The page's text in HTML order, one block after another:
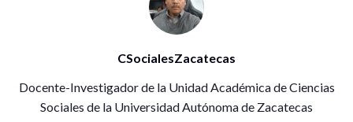
CSocialesZacatecas
Docente-Investigador de la Unidad Académica de Ciencias
Sociales de la Universidad Autónoma de Zacatecas